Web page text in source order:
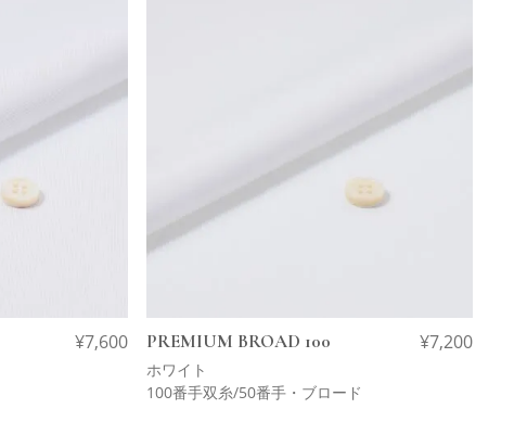
¥7,600 PREMIUM BROAD 100
ホワイト
¥7,200
100番手双糸/50番手・ブロード